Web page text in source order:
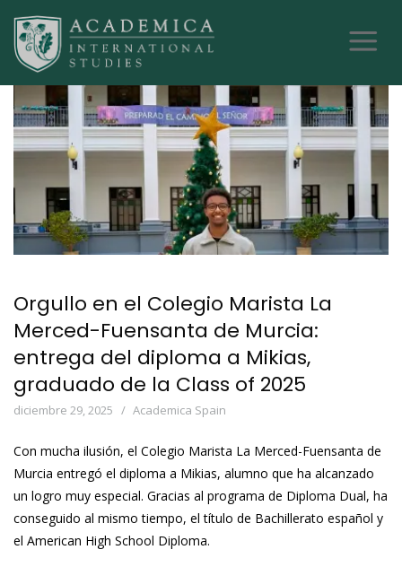
Orgullo en el Colegio Marista La
Merced-Fuensanta de Murcia:
entrega del diploma a Mikias,
graduado de la Class of 2025
diciembre 29, 2025 Academica Spain
Con mucha ilusión, el Colegio Marista La Merced-Fuensanta de
Murcia entregó el diploma a Mikias, alumno que ha alcanzado
un logro muy especial. Gracias al programa de Diploma Dual, ha
conseguido al mismo tiempo, el título de Bachillerato español y
el American High School Diploma.